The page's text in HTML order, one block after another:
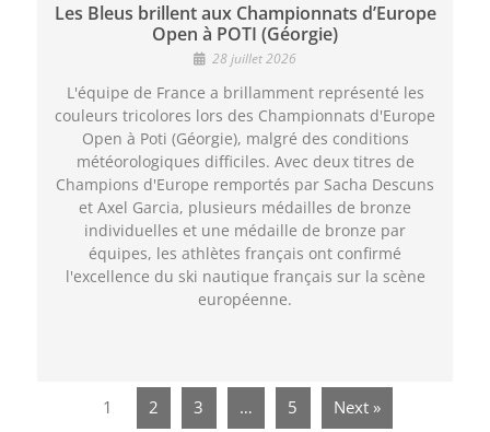
Les Bleus brillent aux Championnats d’Europe
Open à POTI (Géorgie)
28 juillet 2026
L'équipe de France a brillamment représenté les
couleurs tricolores lors des Championnats d'Europe
Open à Poti (Géorgie), malgré des conditions
météorologiques difficiles. Avec deux titres de
Champions d'Europe remportés par Sacha Descuns
et Axel Garcia, plusieurs médailles de bronze
individuelles et une médaille de bronze par
équipes, les athlètes français ont confirmé
l'excellence du ski nautique français sur la scène
européenne.
1 2 3 … 5 Next »